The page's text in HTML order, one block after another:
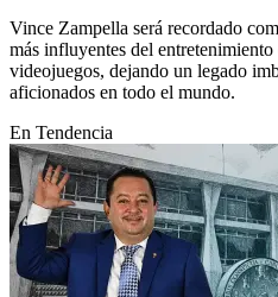
Vince Zampella será recordado
más influyentes del
videojuegos, dejando un legado
aficionados en todo el mundo.
En Tendencia